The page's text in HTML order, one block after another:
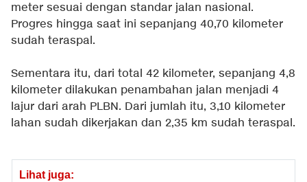
meter sesuai dengan standar jalan nasional.
Progres hingga saat ini sepanjang 40,70 kilometer
sudah teraspal.
Sementara itu, dari total 42 kilometer, sepanjang 4,8
kilometer dilakukan penambahan jalan menjadi 4
lajur dari arah PLBN. Dari jumlah itu, 3,10 kilometer
lahan sudah dikerjakan dan 2,35 km sudah teraspal.
Lihat juga: